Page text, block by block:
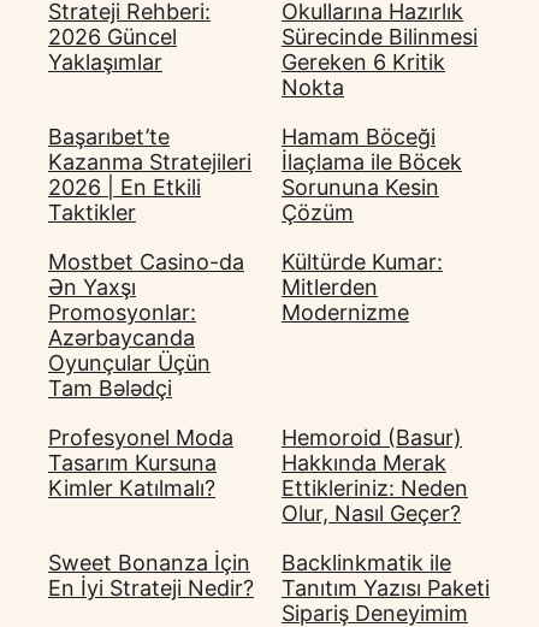
Strateji Rehberi:
2026 Güncel
Yaklaşımlar
Okullarına Hazırlık
Sürecinde Bilinmesi
Gereken 6 Kritik
Nokta
Başarıbet’te
Kazanma Stratejileri
2026 | En Etkili
Taktikler
Hamam Böceği
İlaçlama ile Böcek
Sorununa Kesin
Çözüm
Mostbet Casino-da
Ən Yaxşı
Promosyonlar:
Azərbaycanda
Oyunçular Üçün
Tam Bələdçi
Kültürde Kumar:
Mitlerden
Modernizme
Profesyonel Moda
Tasarım Kursuna
Kimler Katılmalı?
Hemoroid (Basur)
Hakkında Merak
Ettikleriniz: Neden
Olur, Nasıl Geçer?
Sweet Bonanza İçin
En İyi Strateji Nedir?
Backlinkmatik ile
Tanıtım Yazısı Paketi
Sipariş Deneyimim